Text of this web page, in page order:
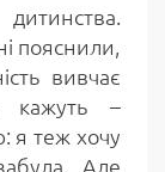
пояснили,
вивчає
кажуть –
я теж хочу
Але